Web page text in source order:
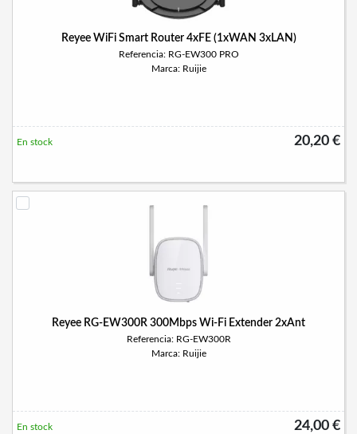
Reyee WiFi Smart Router 4xFE (1xWAN 3xLAN)
Referencia: RG-EW300 PRO
Marca: Ruijie
20,20 €
En stock
Reyee RG-EW300R 300Mbps Wi-Fi Extender 2xAnt
Referencia: RG-EW300R
Marca: Ruijie
24,00 €
En stock